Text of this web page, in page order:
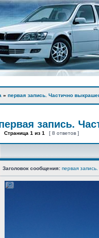
» первая запись. Частично
запись.
Страница 1 из 1 [ 8 ответов ]
Заголовок сообщения: первая